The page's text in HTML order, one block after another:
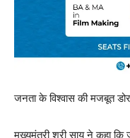
जनता के विश्वास की मजबूत
मुख्यमंत्री श्री साय ने कहा